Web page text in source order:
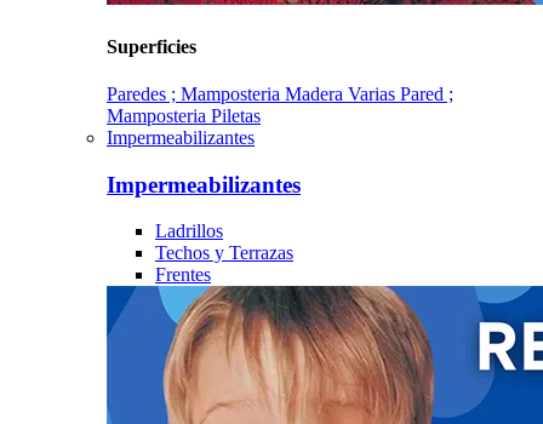
Superficies
Paredes ; Mamposteria Madera Varias Pared ;
Mamposteria Piletas
Impermeabilizantes
Impermeabilizantes
Ladrillos
Techos y Terrazas
Frentes